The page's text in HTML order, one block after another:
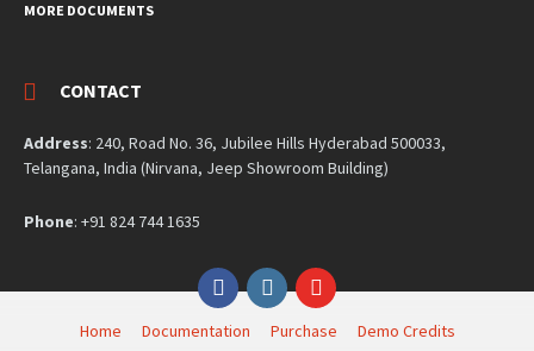
MORE DOCUMENTS
CONTACT
Address: 240, Road No. 36, Jubilee Hills Hyderabad 500033,
Telangana, India (Nirvana, Jeep Showroom Building)
Phone: +91 824 744 1635
FacebookInstagramYouTube
Home Documentation Purchase Demo Credits